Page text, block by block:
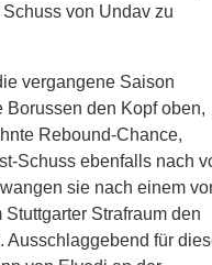
von Undav zu
vergangene Saison
den Kopf oben,
Rebound-Chance,
Schuss ebenfalls nach
sie nach einem
Strafraum den
Ausschlaggebend für